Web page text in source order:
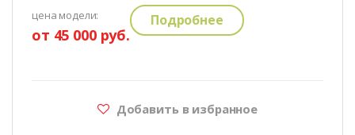
цена модели:
от 45 000 руб.
Подробнее
Добавить в избранное